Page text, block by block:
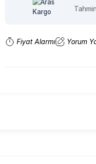
Fiyat Alarmı Yorum